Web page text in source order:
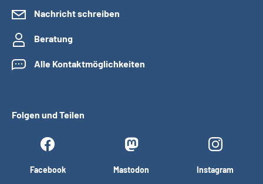
Nachricht schreiben
Beratung
Alle Kontaktmöglichkeiten
Folgen und Teilen
Facebook Mastodon Instagram